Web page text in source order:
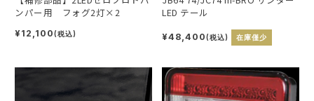
ンパー用 フォグ2灯×2
¥12,100(税込)
LED テール
¥48,400(税込) 在庫僅少